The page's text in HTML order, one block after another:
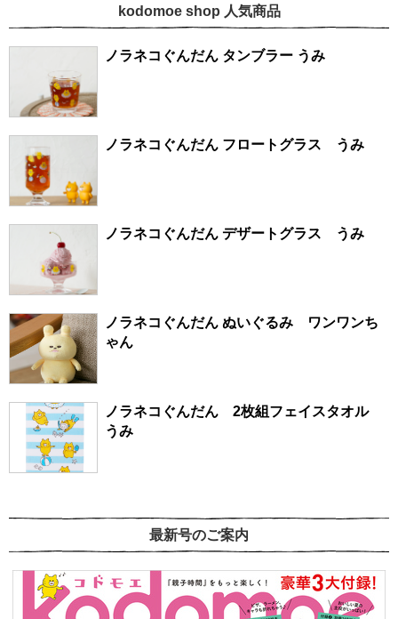
kodomoe shop 人気商品
ノラネコぐんだん タンブラー うみ
ノラネコぐんだん フロートグラス うみ
ノラネコぐんだん デザートグラス うみ
ノラネコぐんだん ぬいぐるみ ワンワンち
ゃん
ノラネコぐんだん 2枚組フェイスタオル
うみ
最新号のご案内